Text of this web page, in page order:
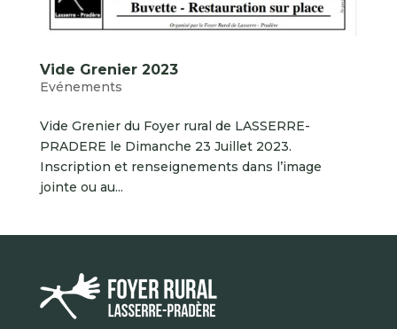
Vide Grenier 2023
Evénements
Vide Grenier du Foyer rural de LASSERRE-
PRADERE le Dimanche 23 Juillet 2023.
Inscription et renseignements dans l’image
jointe ou au...